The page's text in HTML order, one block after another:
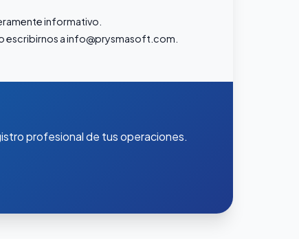
informativo.
escribirnos ainfo@prysmasoft.com
profesional de tus operaciones.